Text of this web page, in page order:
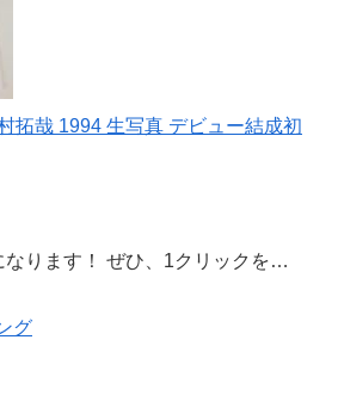
拓哉 1994 生写真 デビュー結成初
なります！ ぜひ、1クリックを…